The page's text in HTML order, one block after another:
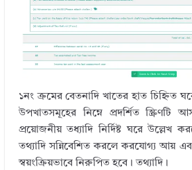
১নং ক্রমের বেতনাদি খাতের হাত চিহ্নিত
উপখাতসমূহের নিম্নে প্রদর্শিত স্ক্রিণটি
প্রয়োজনীয় তধ্যাদি নির্দিষ্ট ঘরে উল্লেখ
তথ্যাদি সন্নিবেশিত করলে করযোগ্য আয়
স্বয়ংক্রিয়ভাবে নিরুপিত হবে। তথ্যাদি।